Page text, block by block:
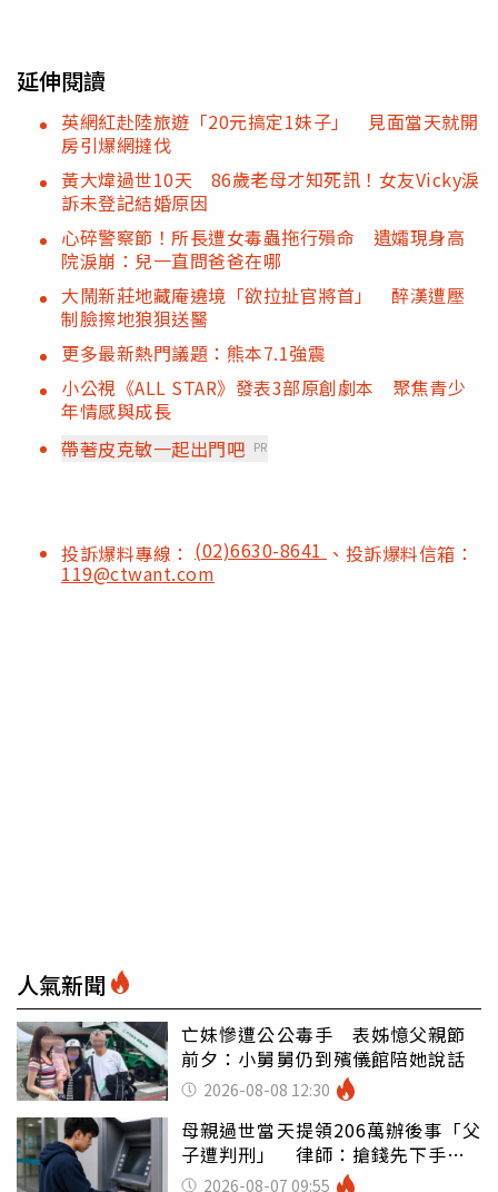
延伸閱讀
英網紅赴陸旅遊「20元搞定1妹子」 見面當天就開
房引爆網撻伐
黃大煒過世10天 86歲老母才知死訊！女友Vicky淚
訴未登記結婚原因
心碎警察節！所長遭女毒蟲拖行殞命 遺孀現身高
院淚崩：兒一直問爸爸在哪
大鬧新莊地藏庵遶境「欲拉扯官將首」 醉漢遭壓
制臉擦地狼狽送醫
更多最新熱門議題：熊本7.1強震
小公視《ALL STAR》發表3部原創劇本 聚焦青少
年情感與成長
帶著皮克敏一起出門吧 PR
投訴爆料專線： (02)6630-8641 、投訴爆料信箱：
119@ctwant.com
人氣新聞
亡妹慘遭公公毒手 表姊憶父親節
前夕：小舅舅仍到殯儀館陪她說話
2026-08-08 12:30
母親過世當天提領206萬辦後事「父
子遭判刑」 律師：搶錢先下手是
罪 2026-08-07 09:55